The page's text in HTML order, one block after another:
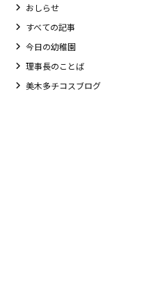
おしらせ
すべての記事
今日の幼稚園
理事長のことば
美木多チコスブログ
員募集
園児クラス
子登園［マカロンクラス ]
とり登園［ゆず組 ]